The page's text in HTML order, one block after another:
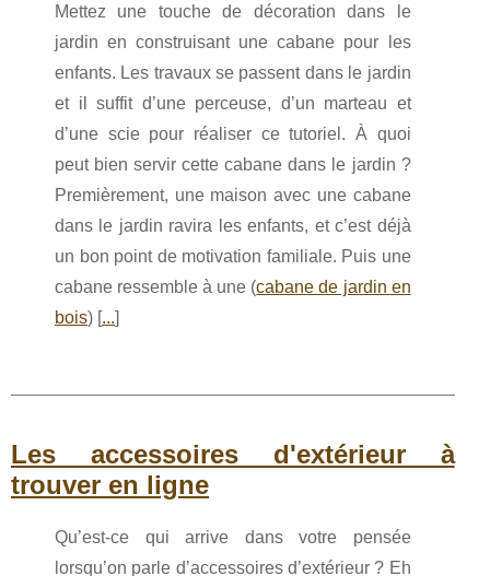
Mettez une touche de décoration dans le
jardin en construisant une cabane pour les
enfants. Les travaux se passent dans le jardin
et il suffit d’une perceuse, d’un marteau et
d’une scie pour réaliser ce tutoriel. À quoi
peut bien servir cette cabane dans le jardin ?
Premièrement, une maison avec une cabane
dans le jardin ravira les enfants, et c’est déjà
un bon point de motivation familiale. Puis une
cabane ressemble à une (cabane de jardin en
bois) [...]
Les accessoires d'extérieur à
trouver en ligne
Qu’est-ce qui arrive dans votre pensée
lorsqu’on parle d’accessoires d’extérieur ? Eh